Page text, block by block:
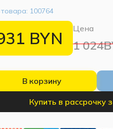
100764
BYN Цена
1
В корзину
Купить в рассрочку